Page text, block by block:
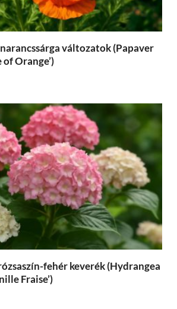
változatok (Papaver
Orange’)
fehér keverék (Hydrangea
Fraise’)